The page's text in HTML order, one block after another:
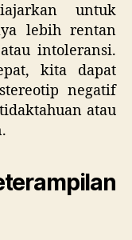
untuk
lebih rentan
intoleransi.
kita dapat
negatif
atau